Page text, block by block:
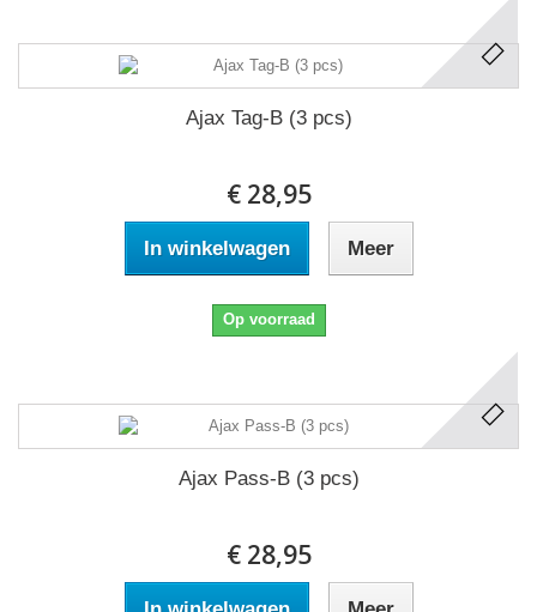
Ajax Tag-B (3 pcs)
€ 28,95
In winkelwagen Meer
Op voorraad
Ajax Pass-B (3 pcs)
€ 28,95